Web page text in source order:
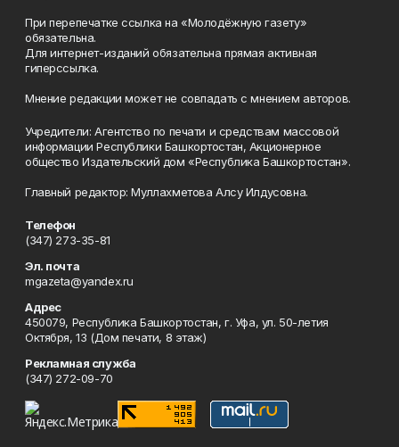
При перепечатке ссылка на «Молодёжную газету»
обязательна.
Для интернет-изданий обязательна прямая активная
гиперссылка.
Мнение редакции может не совпадать с мнением авторов.
Учредители: Агентство по печати и средствам массовой
информации Республики Башкортостан, Акционерное
общество Издательский дом «Республика Башкортостан».
Главный редактор: Муллахметова Алсу Илдусовна.
Телефон
(347) 273-35-81
Эл. почта
mgazeta@yandex.ru
Адрес
450079, Республика Башкортостан, г. Уфа, ул. 50-летия
Октября, 13 (Дом печати, 8 этаж)
Рекламная служба
(347) 272-09-70